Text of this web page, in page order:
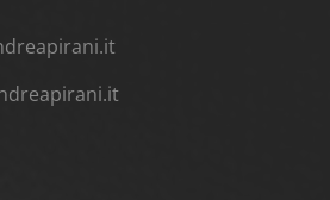
reapirani.it